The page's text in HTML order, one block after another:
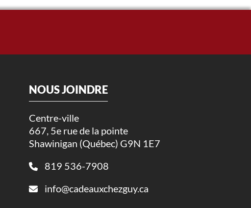
NOUS JOINDRE
Centre-ville
667, 5e rue de la pointe
Shawinigan (Québec) G9N 1E7
819 536-7908
info@cadeauxchezguy.ca